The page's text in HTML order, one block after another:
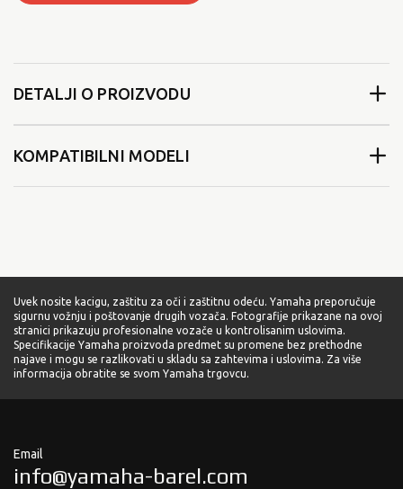
DETALJI O PROIZVODU
KOMPATIBILNI MODELI
Uvek nosite kacigu, zaštitu za oči i zaštitnu odeću. Yamaha preporučuje
sigurnu vožnju i poštovanje drugih vozača. Fotografije prikazane na ovoj
stranici prikazuju profesionalne vozače u kontrolisanim uslovima.
Specifikacije Yamaha proizvoda predmet su promene bez prethodne
najave i mogu se razlikovati u skladu sa zahtevima i uslovima. Za više
informacija obratite se svom Yamaha trgovcu.
Email
info@yamaha-barel.com